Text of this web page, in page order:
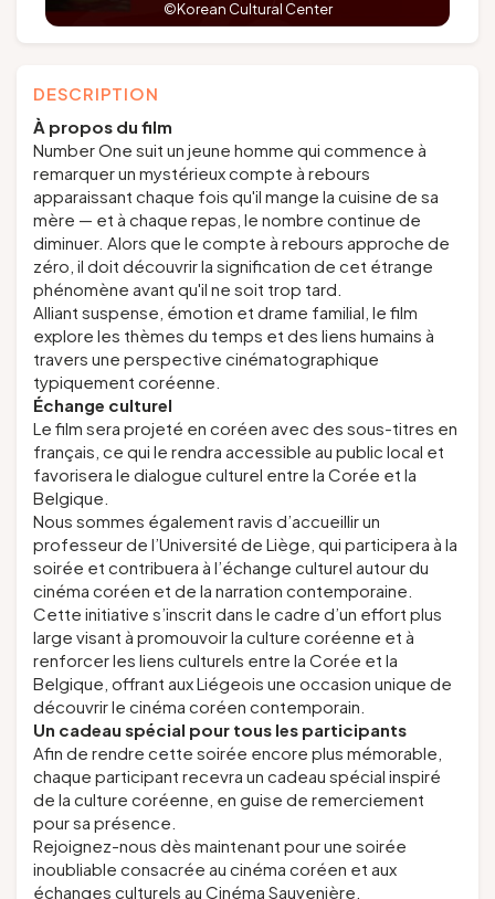
©Korean Cultural Center
DESCRIPTION
À propos du film
Number One suit un jeune homme qui commence à
remarquer un mystérieux compte à rebours
apparaissant chaque fois qu'il mange la cuisine de sa
mère — et à chaque repas, le nombre continue de
diminuer. Alors que le compte à rebours approche de
zéro, il doit découvrir la signification de cet étrange
phénomène avant qu'il ne soit trop tard.
Alliant suspense, émotion et drame familial, le film
explore les thèmes du temps et des liens humains à
travers une perspective cinématographique
typiquement coréenne.
Échange culturel
Le film sera projeté en coréen avec des sous-titres en
français, ce qui le rendra accessible au public local et
favorisera le dialogue culturel entre la Corée et la
Belgique.
Nous sommes également ravis d’accueillir un
professeur de l’Université de Liège, qui participera à la
soirée et contribuera à l’échange culturel autour du
cinéma coréen et de la narration contemporaine.
Cette initiative s’inscrit dans le cadre d’un effort plus
large visant à promouvoir la culture coréenne et à
renforcer les liens culturels entre la Corée et la
Belgique, offrant aux Liégeois une occasion unique de
découvrir le cinéma coréen contemporain.
Un cadeau spécial pour tous les participants
Afin de rendre cette soirée encore plus mémorable,
chaque participant recevra un cadeau spécial inspiré
de la culture coréenne, en guise de remerciement
pour sa présence.
Rejoignez-nous dès maintenant pour une soirée
inoubliable consacrée au cinéma coréen et aux
échanges culturels au Cinéma Sauvenière.